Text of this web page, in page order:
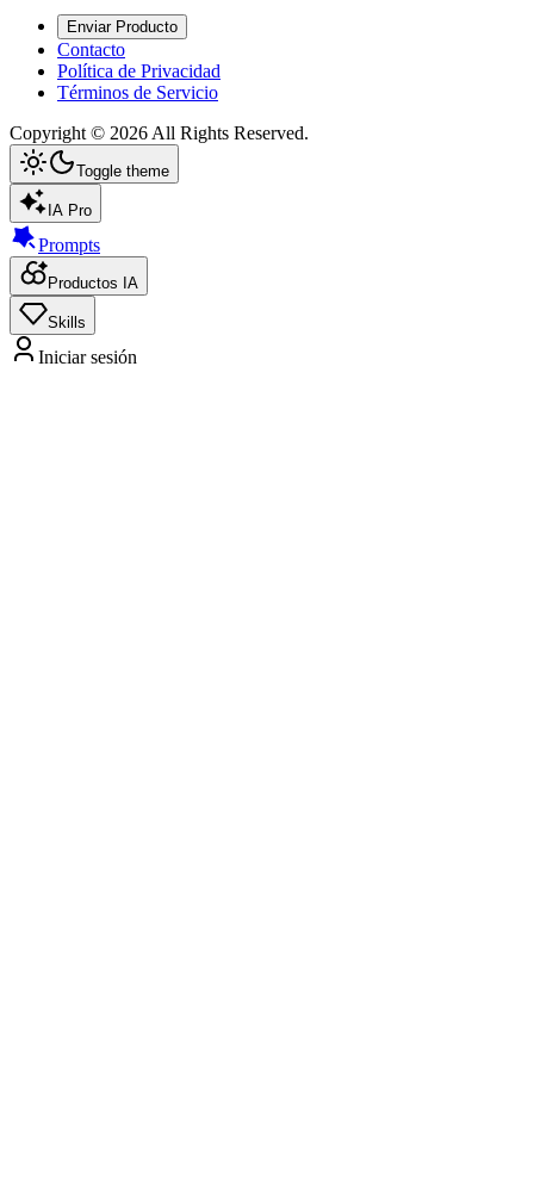
Enviar Producto
Contacto
Política de Privacidad
Términos de Servicio
Copyright © 2026 All Rights Reserved.
Toggle theme
IA Pro
Prompts
Productos IA
Skills
Iniciar sesión